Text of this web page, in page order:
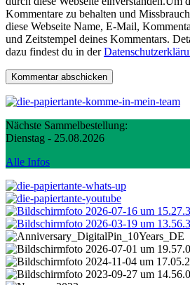
Kommentare zu behalten und
diese Webseite Name, E-Mail,
und Zeitstempel deines Kommentars.
dazu findest du in der
Nächste Sammelbestellung:
Dienstag - 25.08.2026
Alle Infos